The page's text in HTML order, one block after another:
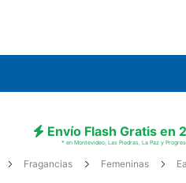
Envío Flash Gratis en
* en Montevideo, Las Piedras, La Paz y
Fragancias Femeninas